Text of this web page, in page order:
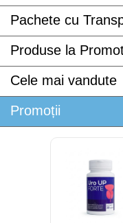
Pachete cu
Produse la
Cele mai vandute
Promoții